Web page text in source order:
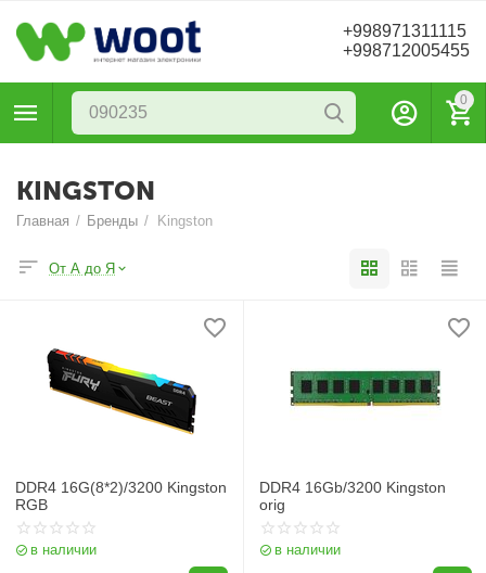
+998971311115
+998712005455
0
KINGSTON
Главная / Бренды / Kingston
От А до Я
DDR4 16G(8*2)/3200 Kingston
RGB
в наличии
DDR4 16Gb/3200 Kingston
orig
в наличии